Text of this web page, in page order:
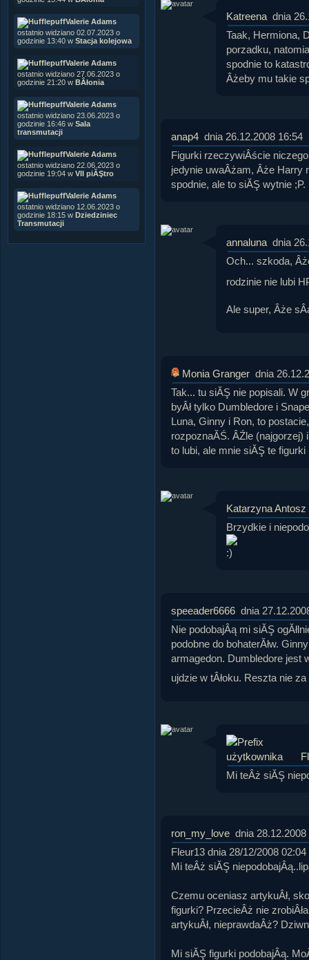
Valerie Adams
ostatnio widziano 02.07.2023 o
godzinie 13:40 w Stacja kolejowa
Valerie Adams
ostatnio widziano 27.06.2023 o
godzinie 21:20 w BÂłonia
Valerie Adams
ostatnio widziano 23.06.2023 o
godzinie 16:46 w Sala
transmutacji
Valerie Adams
ostatnio widziano 22.06.2023 o
godzinie 19:04 w VII piĂŞtro
Valerie Adams
ostatnio widziano 12.06.2023 o
godzinie 18:15 w Dziedziniec
Transmutacji
Katreena dnia
Taak, Hermiona,
porzadku,
spodnie to
Âżeby mu takie
anap4 dnia 26.12.2008 16:54
Figurki rzeczywiÂście
jedynie uwaÂżam, Âże Harry
spodnie, ale to siĂŞ wytnie ;P.
annaluna dnia
Och... szkoda,
rodzinie nie lubi
Ale super, Âże
Monia Granger dnia
Tak... tu siĂŞ nie popisali. W
byÂł tylko Dumbledore i
Luna, Ginny i Ron, to
rozpoznaĂŚ. ÂŹle (najgorzej)
to lubi, ale mnie siĂŞ te
Katarzyna Antosz
Brzydkie i
speeader6666 dnia
Nie podobajÂą mi siĂŞ
podobne do bohaterĂłw.
armagedon. Dumbledore jest
ujdzie w tÂłoku. Reszta nie
Mi teÂż siĂŞ
ron_my_love dnia 28.12.2008
Fleur13 dnia 28/12/2008 02:04
Mi teÂż siĂŞ
Czemu oceniasz artykuÂł,
figurki? PrzecieÂż nie
artykuÂł, nieprawdaÂż?
Mi siĂŞ figurki podobajÂą.